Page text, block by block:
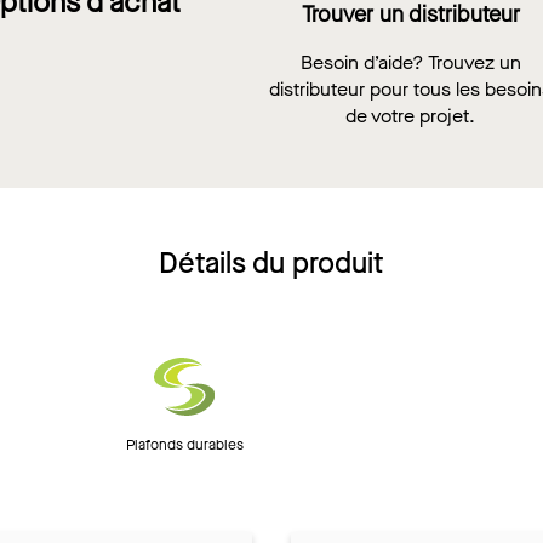
Trouver un distributeur
Besoin d’aide? Trouvez un
distributeur pour tous les
de votre projet.
Détails du produit
Plafonds durables